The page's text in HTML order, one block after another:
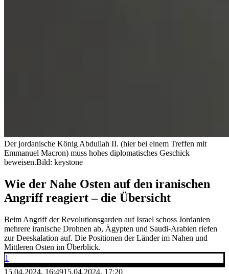
Der jordanische König Abdullah II. (hier bei einem Treffen mit
Emmanuel Macron) muss hohes diplomatisches Geschick
beweisen.Bild: keystone
Wie der Nahe Osten auf den iranischen
Angriff reagiert – die Übersicht
Beim Angriff der Revolutionsgarden auf Israel schoss Jordanien
mehrere iranische Drohnen ab, Ägypten und Saudi-Arabien riefen
zur Deeskalation auf. Die Positionen der Länder im Nahen und
Mittleren Osten im Überblick.
1
15.04.2024, 16:4915.04.2024, 17:20